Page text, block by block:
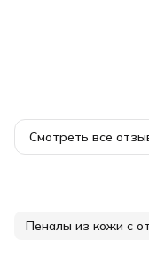
Смотреть все
Пеналы из кожи с